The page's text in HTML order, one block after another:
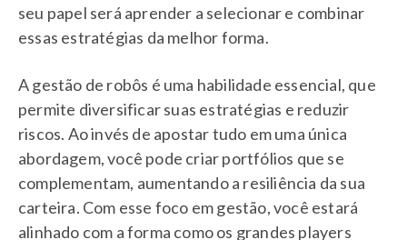
seu papel será aprender a selecionar e combinar
essas estratégias da melhor forma.
A gestão de robôs é uma habilidade essencial, que
permite diversificar suas estratégias e reduzir
riscos. Ao invés de apostar tudo em uma única
abordagem, você pode criar portfólios que se
complementam, aumentando a resiliência da sua
carteira. Com esse foco em gestão, você estará
alinhado com a forma como os grandes players